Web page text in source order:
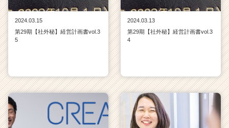
2024.03.15
第29期【社外秘】経営計画書vol.3
5
2024.03.13
第29期【社外秘】経営計画書vol.3
4